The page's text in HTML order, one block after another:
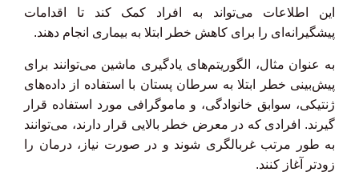
این اطلاعات می‌تواند به افراد کمک کند تا اقدامات
پیشگیرانه‌ای را برای کاهش خطر ابتلا به بیماری انجام دهند.
به عنوان مثال، الگوریتم‌های یادگیری ماشین می‌توانند برای
پیش‌بینی خطر ابتلا به سرطان پستان با استفاده از داده‌های
ژنتیکی، سوابق خانوادگی، و ماموگرافی مورد استفاده قرار
گیرند. افرادی که در معرض خطر بالایی قرار دارند، می‌توانند
به طور مرتب غربالگری شوند و در صورت نیاز، درمان را
زودتر آغاز کنند.